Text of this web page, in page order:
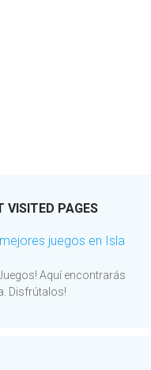
VISITED PAGES
juegos en Isla
Aquí encontrarás
Disfrútalos!